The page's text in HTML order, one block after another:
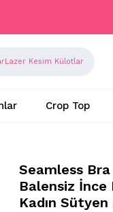
Lazer Kesim Külotlar
Crop Top
Seamless
Balensiz
Kadın